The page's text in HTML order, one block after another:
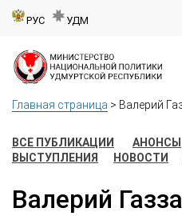
РУС УДМ
Главная страница > Валерий
ВСЕ ПУБЛИКАЦИИ АНОНСЫ
ВЫСТУПЛЕНИЯ
НОВОСТИ
Валерий